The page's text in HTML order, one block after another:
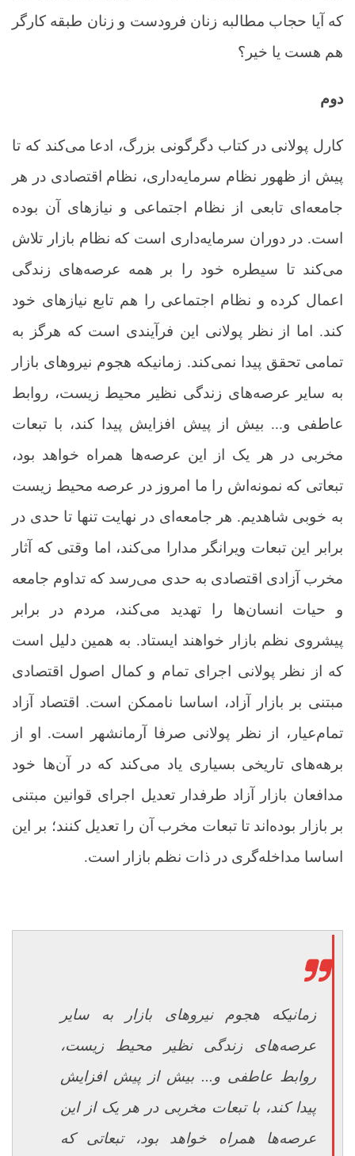
که آیا حجاب مطالبه زنان فرودست و زنان طبقه کارگر
هم هست یا خیر؟
دوم
کارل پولانی در کتاب دگرگونی بزرگ، ادعا می‌کند که تا
پیش از ظهور نظام سرمایه‌داری، نظام اقتصادی در هر
جامعه‌ای تابعی از نظام اجتماعی و نیازهای آن بوده
است. در دوران سرمایه‌داری است که نظام بازار تلاش
می‌کند تا سیطره خود را بر همه عرصه‌های زندگی
اعمال کرده و نظام اجتماعی را هم تابع نیازهای خود
کند. اما از نظر پولانی این فرآیندی است که هرگز به
تمامی تحقق پیدا نمی‌کند. زمانیکه هجوم نیروهای بازار
به سایر عرصه‌های زندگی نظیر محیط زیست، روابط
عاطفی و... بیش از پیش افزایش پیدا کند، با تبعات
مخربی در هر یک از این عرصه‌ها همراه خواهد بود،
تبعاتی که نمونه‌اش را ما امروز در عرصه محیط زیست
به خوبی شاهدیم. هر جامعه‌ای در نهایت تنها تا حدی در
برابر این تبعات ویرانگر مدارا می‌کند، اما وقتی که آثار
مخرب آزادی اقتصادی به حدی می‌رسد که تداوم جامعه
و حیات انسان‌ها را تهدید می‌کند، مردم در برابر
پیشروی نظم بازار خواهند ایستاد. به همین دلیل است
که از نظر پولانی اجرای تمام و کمال اصول اقتصادی
مبتنی بر بازار آزاد، اساسا ناممکن است. اقتصاد آزاد
تمام‌عیار، از نظر پولانی صرفا آرمانشهر است. او از
برهه‌های تاریخی بسیاری یاد می‌کند که در آن‌ها خود
مدافعان بازار آزاد طرفدار تعدیل اجرای قوانین مبتنی
بر بازار بوده‌اند تا تبعات مخرب آن را تعدیل کنند؛ بر این
اساسا مداخله‌گری در ذات نظم بازار است.
زمانیکه هجوم نیروهای بازار به سایر
عرصه‌های زندگی نظیر محیط زیست،
روابط عاطفی و... بیش از پیش افزایش
پیدا کند، با تبعات مخربی در هر یک از این
عرصه‌ها همراه خواهد بود، تبعاتی که